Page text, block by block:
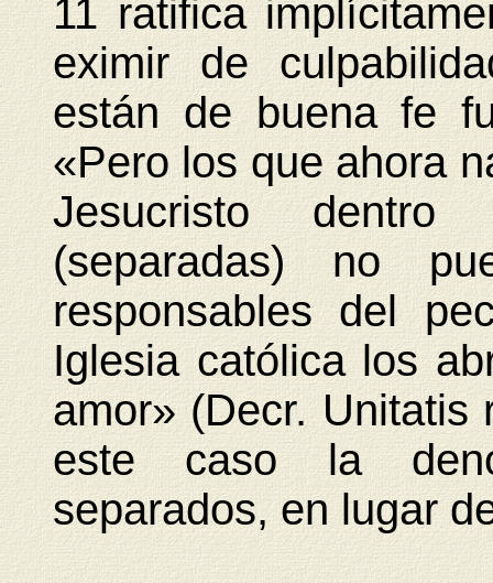
11 ratifica
eximir de
están de buena fe
«Pero los que ahora
Jesucristo dentro
(separadas) no
responsables del
Iglesia católica los
amor» (Decr. Unitatis
este caso la
separados, en lugar